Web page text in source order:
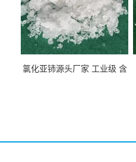
氯化亚铈源头厂家 工业级 含